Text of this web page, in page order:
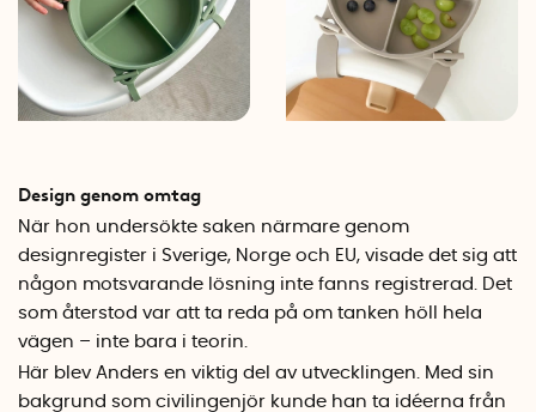
Design genom omtag
När hon undersökte saken närmare genom
designregister i Sverige, Norge och EU, visade det sig att
någon motsvarande lösning inte fanns registrerad. Det
som återstod var att ta reda på om tanken höll hela
vägen – inte bara i teorin.
Här blev Anders en viktig del av utvecklingen. Med sin
bakgrund som civilingenjör kunde han ta idéerna från